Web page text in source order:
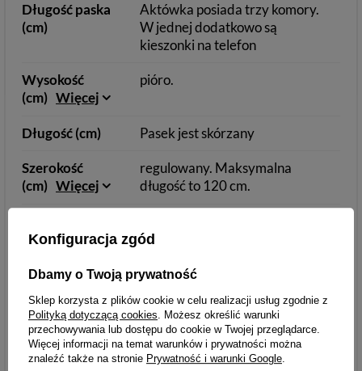
Długość paska
(cm)
Aktówka posiada trzy komory.
W jednej dodatkowo są
kieszonki na telefon
Wysokość
(cm) Więcej
pióro.
Długość (cm) Pasek jest skórzany
Szerokość
(cm) Więcej
regulowany. Maksymalna
długość to 120 cm.
podszewką
Dodatkowe
informacje
Solidny
Konfiguracja zgód
Dbamy o Twoją prywatność
Sklep korzysta z plików cookie w celu realizacji usług zgodnie z
Polityką dotyczącą cookies . Możesz określić warunki
przechowywania lub dostępu do cookie w Twojej przeglądarce.
Więcej informacji na temat warunków i prywatności można
znaleźć także na stronie Prywatność i warunki Google